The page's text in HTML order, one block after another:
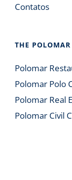
Contatos
THE POLOMAR
Polomar
Polomar Polo
Polomar Real
Polomar Civil